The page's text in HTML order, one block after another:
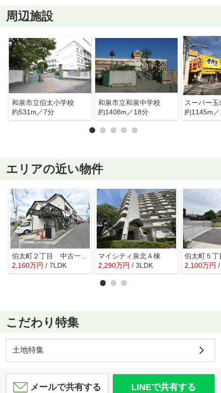
周辺施設
和泉市立伯太小学校
約531m／7分
和泉市立和泉中学校
約1408m／18分
スーパー
約1145m
エリアの近い物件
伯太町２丁目 中古一戸建
2,160万円 / 7LDK
マイシティ泉北Ａ棟
2,290万円 / 3LDK 2,100万円
こだわり特集
土地特集
メールで共有する LINEで共有する